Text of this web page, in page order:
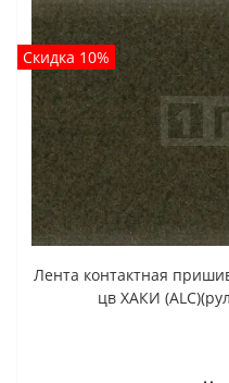
Скидка 10%
Лента контактная
цв ХАКИ